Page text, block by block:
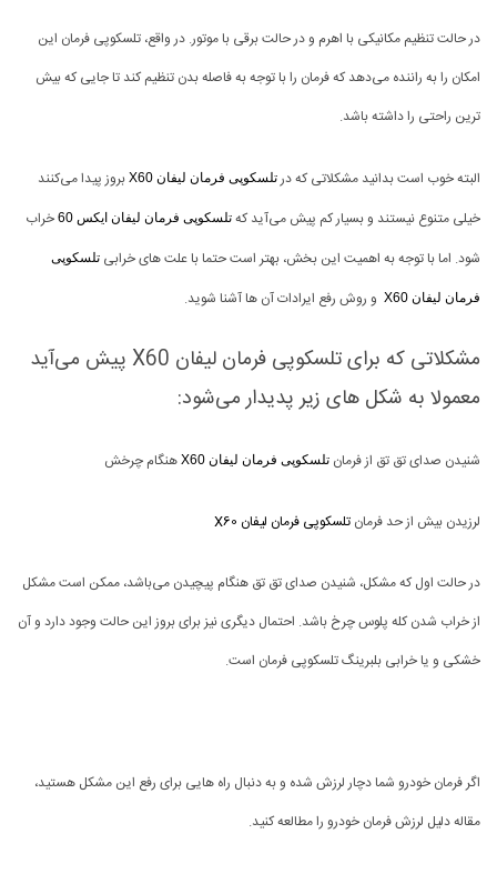
در حالت تنظیم مکانیکی با اهرم و در حالت برقی با موتور. در واقع، تلسکوپی فرمان این
امکان را به راننده می‌دهد که فرمان را با توجه به فاصله بدن تنظیم کند تا جایی که بیش
ترین راحتی را داشته باشد.
البته خوب است بدانید مشکلاتی که درتلسکوپی فرمان لیفان X60
بروز پیدا می‌کنند
خیلی متنوع نیستند و بسیار کم پیش می‌آید که تلسکوپی فرمان لیفان ایکس 60
خراب
شود. اما با توجه به اهمیت این بخش، بهتر است حتما با علت های خرابی تلسکوپی
فرمان لیفان X60 و روش رفع ایرادات آن ها آشنا شوید.
مشکلاتی که برای تلسکوپی فرمان لیفان X60 پیش می‌آيد
معمولا به شکل های زیر پدیدار می‌شود:
شنیدن صدای تق تق از فرمان تلسکوپی فرمان لیفان X60 هنگام چرخش
لرزیدن بیش از حد فرمان تلسکوپی فرمان لیفان X60
در حالت اول که مشکل، شنیدن صدای تق تق هنگام پیچیدن می‌باشد، ممکن است مشکل
از خراب شدن کله پلوس چرخ باشد. احتمال دیگری نیز برای بروز این حالت وجود دارد و آن
خشکی و یا خرابی بلبرینگ تلسکوپی فرمان است.
اگر فرمان خودرو شما دچار لرزش شده و به دنبال راه هایی برای رفع این مشکل هستید،
مقاله دلیل لرزش فرمان خودرو را مطالعه کنید.